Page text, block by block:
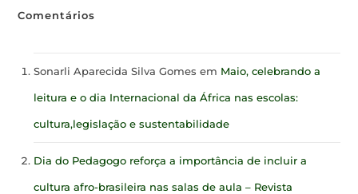
Comentários
Sonarli Aparecida Silva Gomes em Maio, celebrando a
leitura e o dia Internacional da África nas escolas:
cultura,legislação e sustentabilidade
Dia do Pedagogo reforça a importância de incluir a
cultura afro-brasileira nas salas de aula – Revista